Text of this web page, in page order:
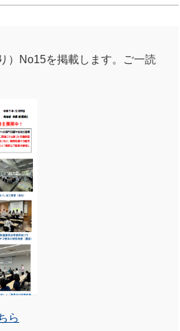
）No15を掲載します。ご一読
ら